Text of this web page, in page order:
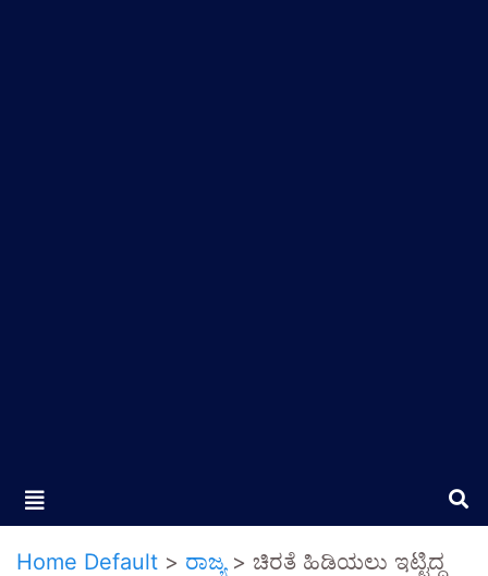
Home Default > ರಾಜ್ಯ> ಚಿರತೆ ಹಿಡಿಯಲು ಇಟ್ಟಿದ್ದ